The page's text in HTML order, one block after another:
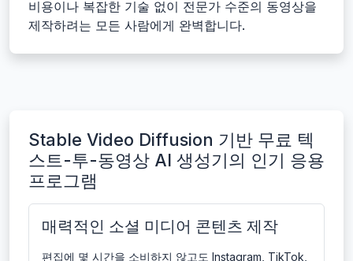
비용이나 복잡한 기술 없이 전문가 수준의 동영상을
제작하려는 모든 사람에게 완벽합니다.
Stable Video Diffusion 기반 무료 텍
스트-투-동영상 AI 생성기의 인기 응용
프로그램
매력적인 소셜 미디어 콘텐츠 제작
편집에 몇 시간을 소비하지 않고도 Instagram, TikTok,